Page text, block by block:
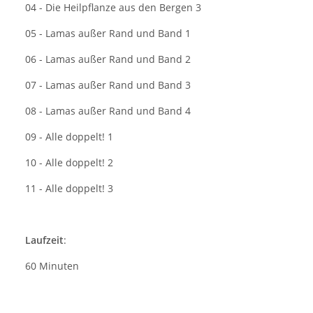
04 - Die Heilpflanze aus den Bergen 3
05 - Lamas außer Rand und Band 1
06 - Lamas außer Rand und Band 2
07 - Lamas außer Rand und Band 3
08 - Lamas außer Rand und Band 4
09 - Alle doppelt! 1
10 - Alle doppelt! 2
11 - Alle doppelt! 3
Laufzeit:
60 Minuten